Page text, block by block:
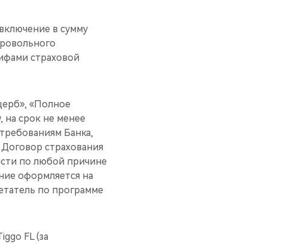
в сумму
страховой
«Полное
срок не менее
Банка,
страхования
по любой причине
оформляется на
по программе
FL (за